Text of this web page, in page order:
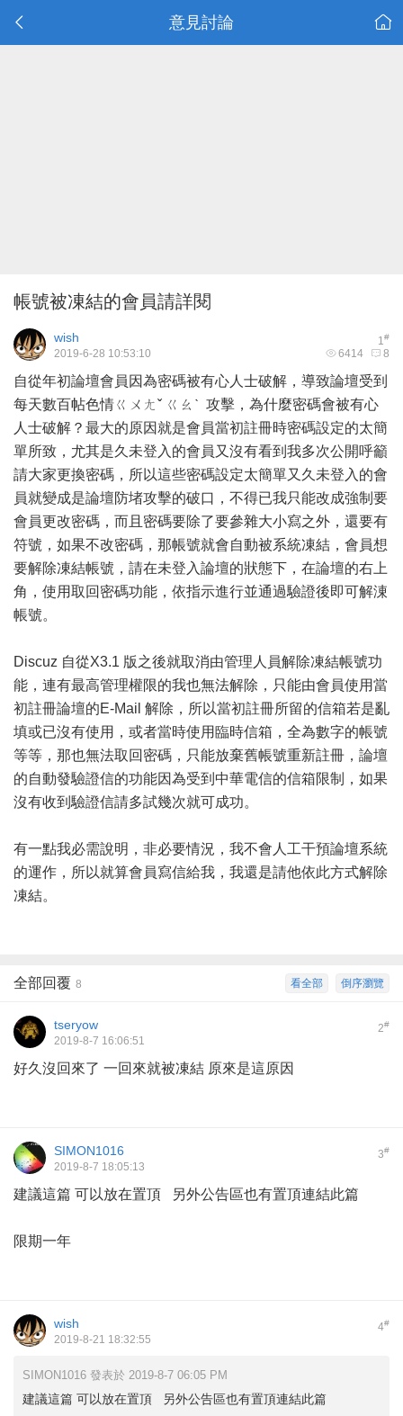
意見討論
帳號被凍結的會員請詳閱
1#
wish
6414 8
2019-6-28 10:53:10
自從年初論壇會員因為密碼被有心人士破解，導致論壇受到
每天數百帖色情ㄍㄨㄤˇ ㄍㄠˋ 攻擊，為什麼密碼會被有心
人士破解？最大的原因就是會員當初註冊時密碼設定的太簡
單所致，尤其是久未登入的會員又沒有看到我多次公開呼籲
請大家更換密碼，所以這些密碼設定太簡單又久未登入的會
員就變成是論壇防堵攻擊的破口，不得已我只能改成強制要
會員更改密碼，而且密碼要除了要參雜大小寫之外，還要有
符號，如果不改密碼，那帳號就會自動被系統凍結，會員想
要解除凍結帳號，請在未登入論壇的狀態下，在論壇的右上
角，使用取回密碼功能，依指示進行並通過驗證後即可解涷
帳號。
Discuz 自從X3.1 版之後就取消由管理人員解除凍結帳號功
能，連有最高管理權限的我也無法解除，只能由會員使用當
初註冊論壇的E-Mail 解除，所以當初註冊所留的信箱若是亂
填或已沒有使用，或者當時使用臨時信箱，全為數字的帳號
等等，那也無法取回密碼，只能放棄舊帳號重新註冊，論壇
的自動發驗證信的功能因為受到中華電信的信箱限制，如果
沒有收到驗證信請多試幾次就可成功。
有一點我必需說明，非必要情況，我不會人工干預論壇系統
的運作，所以就算會員寫信給我，我還是請他依此方式解除
凍結。
倒序瀏覽
看全部
全部回覆 8
2#
tseryow
2019-8-7 16:06:51
好久沒回來了 一回來就被凍結 原來是這原因
3#
SIMON1016
2019-8-7 18:05:13
建議這篇 可以放在置頂 另外公告區也有置頂連結此篇
限期一年
4#
wish
2019-8-21 18:32:55
SIMON1016 發表於 2019-8-7 06:05 PM
建議這篇 可以放在置頂 另外公告區也有置頂連結此篇